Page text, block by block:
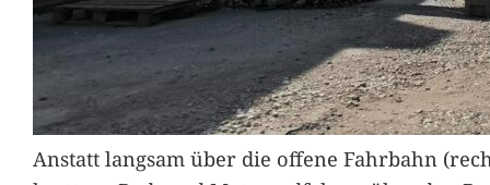
Anstatt langsam über die offene Fahrbahn